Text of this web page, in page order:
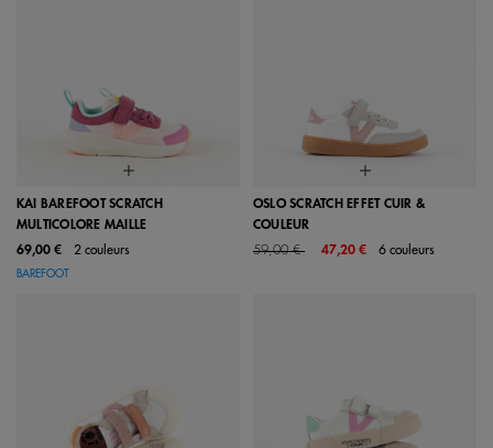
KAI BAREFOOT SCRATCH
MULTICOLORE MAILLE
69,00 €
2 couleurs
BAREFOOT
OSLO SCRATCH EFFET CUIR &
COULEUR
Price reduced from
59,00 €to 47,20 € 6 couleurs